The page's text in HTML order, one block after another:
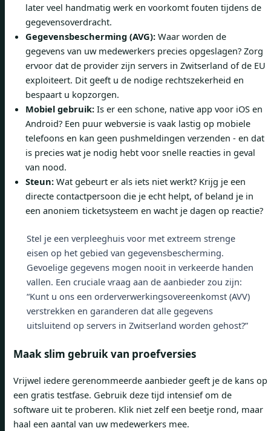
later veel handmatig werk en voorkomt fouten tijdens de
gegevensoverdracht.
Gegevensbescherming (AVG): Waar worden de
gegevens van uw medewerkers precies opgeslagen? Zorg
ervoor dat de provider zijn servers in Zwitserland of de EU
exploiteert. Dit geeft u de nodige rechtszekerheid en
bespaart u kopzorgen.
Mobiel gebruik: Is er een schone, native app voor iOS en
Android? Een puur webversie is vaak lastig op mobiele
telefoons en kan geen pushmeldingen verzenden - en dat
is precies wat je nodig hebt voor snelle reacties in geval
van nood.
Steun: Wat gebeurt er als iets niet werkt? Krijg je een
directe contactpersoon die je echt helpt, of beland je in
een anoniem ticketsysteem en wacht je dagen op reactie?
Stel je een verpleeghuis voor met extreem strenge
eisen op het gebied van gegevensbescherming.
Gevoelige gegevens mogen nooit in verkeerde handen
vallen. Een cruciale vraag aan de aanbieder zou zijn:
“Kunt u ons een orderverwerkingsovereenkomst (AVV)
verstrekken en garanderen dat alle gegevens
uitsluitend op servers in Zwitserland worden gehost?”
Maak slim gebruik van proefversies
Vrijwel iedere gerenommeerde aanbieder geeft je de kans op
een gratis testfase. Gebruik deze tijd intensief om de
software uit te proberen. Klik niet zelf een beetje rond, maar
haal een aantal van uw medewerkers mee.